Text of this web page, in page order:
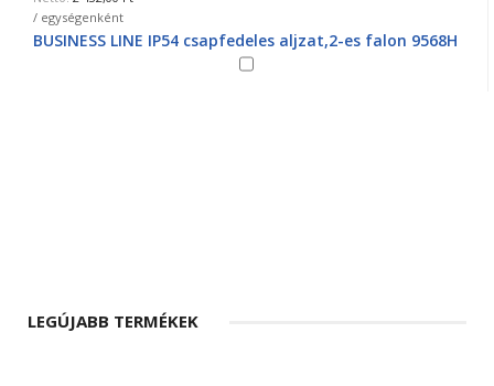
/ egységenként
BUSINESS LINE IP54 csapfedeles aljzat,2-es falon 9568H
LEGÚJABB TERMÉKEK